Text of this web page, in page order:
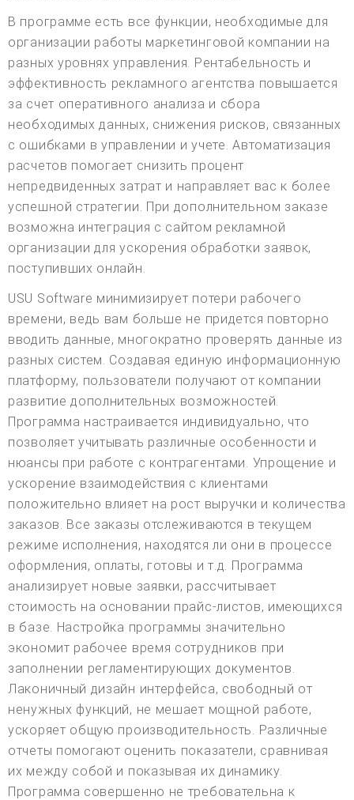
В программе есть все функции, необходимые для
организации работы маркетинговой компании на
разных уровнях управления. Рентабельность и
эффективность рекламного агентства повышается
за счет оперативного анализа и сбора
необходимых данных, снижения рисков, связанных
с ошибками в управлении и учете. Автоматизация
расчетов помогает снизить процент
непредвиденных затрат и направляет вас к более
успешной стратегии. При дополнительном заказе
возможна интеграция с сайтом рекламной
организации для ускорения обработки заявок,
поступивших онлайн.
USU Software минимизирует потери рабочего
времени, ведь вам больше не придется повторно
вводить данные, многократно проверять данные из
разных систем. Создавая единую информационную
платформу, пользователи получают от компании
развитие дополнительных возможностей.
Программа настраивается индивидуально, что
позволяет учитывать различные особенности и
нюансы при работе с контрагентами. Упрощение и
ускорение взаимодействия с клиентами
положительно влияет на рост выручки и количества
заказов. Все заказы отслеживаются в текущем
режиме исполнения, находятся ли они в процессе
оформления, оплаты, готовы и т.д. Программа
анализирует новые заявки, рассчитывает
стоимость на основании прайс-листов, имеющихся
в базе. Настройка программы значительно
экономит рабочее время сотрудников при
заполнении регламентирующих документов.
Лаконичный дизайн интерфейса, свободный от
ненужных функций, не мешает мощной работе,
ускоряет общую производительность. Различные
отчеты помогают оценить показатели, сравнивая
их между собой и показывая их динамику.
Программа совершенно не требовательна к